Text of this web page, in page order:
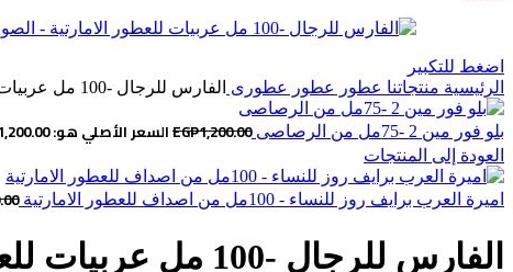
اضغط للتكبير
الرئيسية منتجاتنا عطور عطور عطورى الفارس للرجال -100 مل عربيات للعطور الامارتية
بلو فور مين 2 -75مل من الرصاصى EGP1,200.00 السعر الأصلي هو: EGP1,200.00.
العودة إلى المنتجات
اميرة العرب برايف روز للنساء - 100مل من اصداف للعطور الامارتية
الفارس للرجال -100 مل عربيات للعطور الامارتية